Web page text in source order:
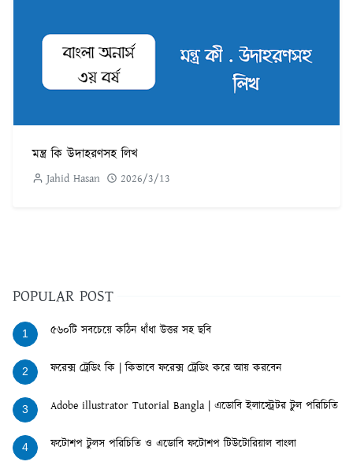
মন্ত্র কি উদাহরণসহ লিখ
Jahid Hasan 2026/3/13
POPULAR POST
1 ৫৬০টি সবচেয়ে কঠিন ধাঁধা উত্তর সহ ছবি
2 ফরেক্স ট্রেডিং কি | কিভাবে ফরেক্স ট্রেডিং করে আয় করবেন
3 Adobe illustrator Tutorial Bangla | এডোবি ইলাস্ট্রেটর টুল পরিচিতি
4 ফটোশপ টুলস পরিচিতি ও এডোবি ফটোশপ টিউটোরিয়াল বাংলা